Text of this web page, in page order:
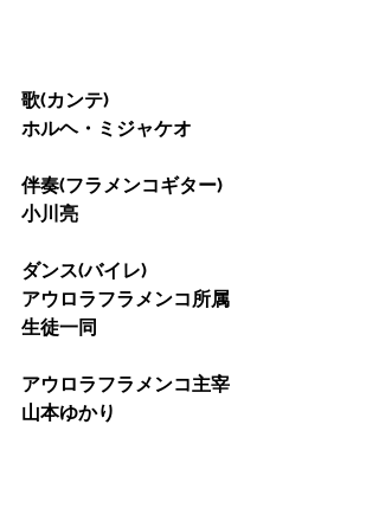
歌(カンテ)
ホルヘ・ミジャケオ
伴奏(フラメンコギター)
小川亮
ダンス(バイレ)
アウロラフラメンコ所属
生徒一同
アウロラフラメンコ主宰
山本ゆかり